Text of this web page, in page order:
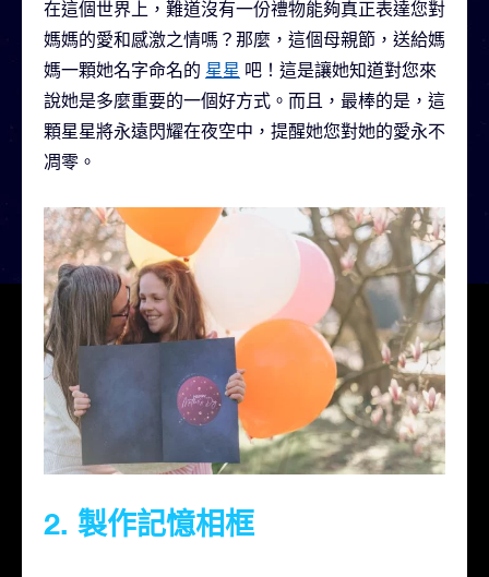
在這個世界上，難道沒有一份禮物能夠真正表達您對
媽媽的愛和感激之情嗎？那麼，這個母親節，送給媽
媽一顆她名字命名的 星星 吧！這是讓她知道對您來
說她是多麼重要的一個好方式。而且，最棒的是，這
顆星星將永遠閃耀在夜空中，提醒她您對她的愛永不
凋零。
2. 製作記憶相框